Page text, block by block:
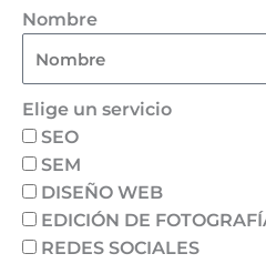
Nombre
Elige un servicio
SEO
SEM
DISEÑO WEB
EDICIÓN DE
REDES SOCIALES